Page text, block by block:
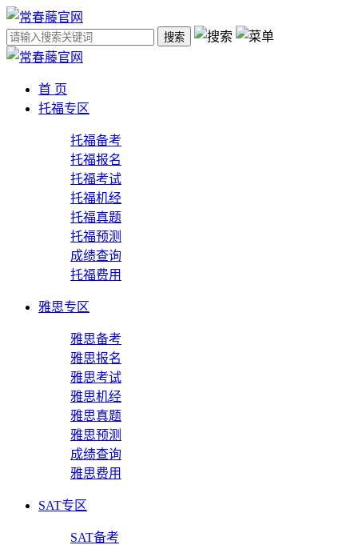
搜索
首 页
托福专区
托福备考
托福报名
托福考试
托福机经
托福真题
托福预测
成绩查询
托福费用
雅思专区
雅思备考
雅思报名
雅思考试
雅思机经
雅思真题
雅思预测
成绩查询
雅思费用
SAT专区
SAT备考